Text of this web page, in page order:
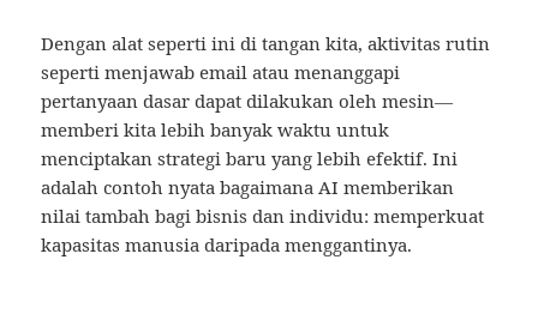
Dengan alat seperti ini di tangan kita, aktivitas rutin
seperti menjawab email atau menanggapi
pertanyaan dasar dapat dilakukan oleh mesin—
memberi kita lebih banyak waktu untuk
menciptakan strategi baru yang lebih efektif. Ini
adalah contoh nyata bagaimana AI memberikan
nilai tambah bagi bisnis dan individu: memperkuat
kapasitas manusia daripada menggantinya.